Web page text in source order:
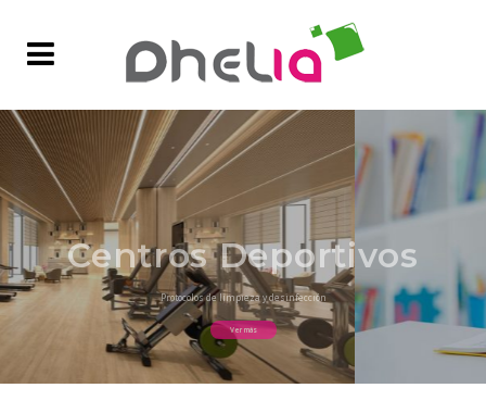
Centros Deportivos
Protocolos de limpieza y desinfección
Ver más